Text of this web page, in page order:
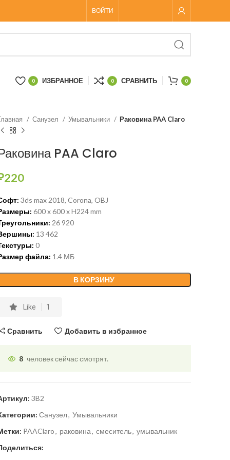
ВОЙТИ
0 ИЗБРАННОЕ 0 СРАВНИТЬ 0
Санузел Умывальники Раковина PAA Claro
PAA Claro
220
3ds max 2018, Corona, OBJ
600 x 600 x H224 mm
26 920
13 462
0
файла: 1.4 МБ
В КОРЗИНУ
Like 1
Сравнить Добавить в избранное
8 человек сейчас смотрят.
3B2
Санузел, Умывальники
PAAClaro, раковина, смеситель, умывальник